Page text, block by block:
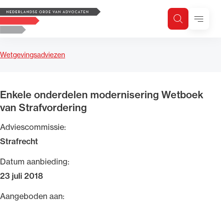
Logo, to the homepage
ZoekenMenu
Wetgevingsadviezen
Enkele onderdelen modernisering Wetboek
van Strafvordering
Adviescommissie:
Strafrecht
Datum aanbieding:
23 juli 2018
Aangeboden aan:
Zoeken
Zoek op trefwoord